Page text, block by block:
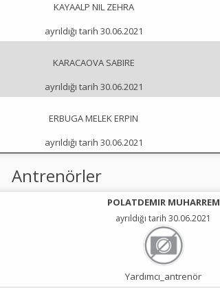
KAYAALP NIL ZEHRA
ayrıldığı tarih 30.06.2021
KARACAOVA SABIRE
ayrıldığı tarih 30.06.2021
ERBUGA MELEK ERPIN
ayrıldığı tarih 30.06.2021
Antrenörler
POLATDEMIR MUHARREM
ayrıldığı tarih 30.06.2021
Yardımcı_antrenör